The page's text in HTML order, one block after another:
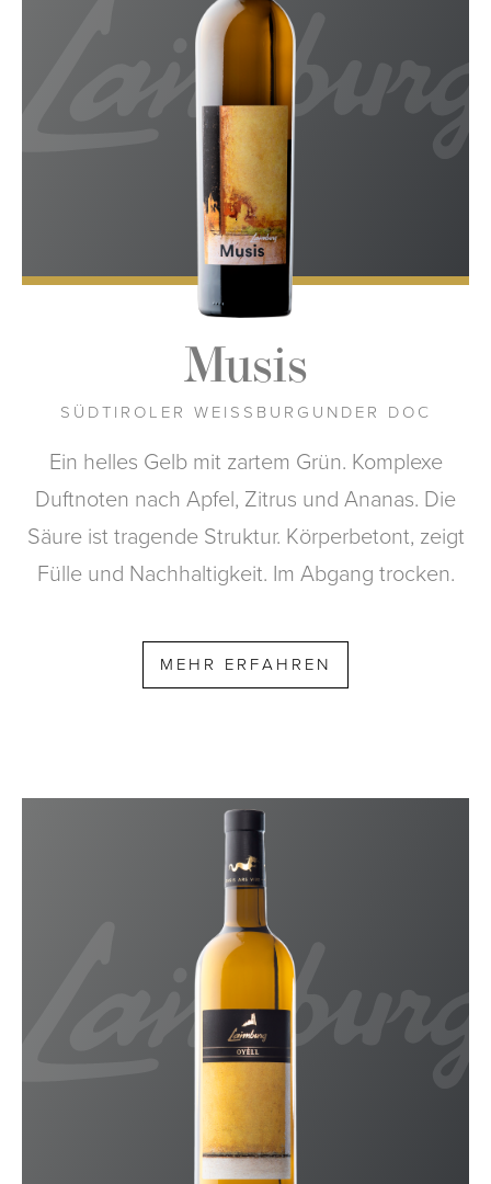
Musis
SÜDTIROLER WEISSBURGUNDER DOC
Ein helles Gelb mit zartem Grün. Komplexe
Duftnoten nach Apfel, Zitrus und Ananas. Die
Säure ist tragende Struktur. Körperbetont, zeigt
Fülle und Nachhaltigkeit. Im Abgang trocken.
MEHR ERFAHREN